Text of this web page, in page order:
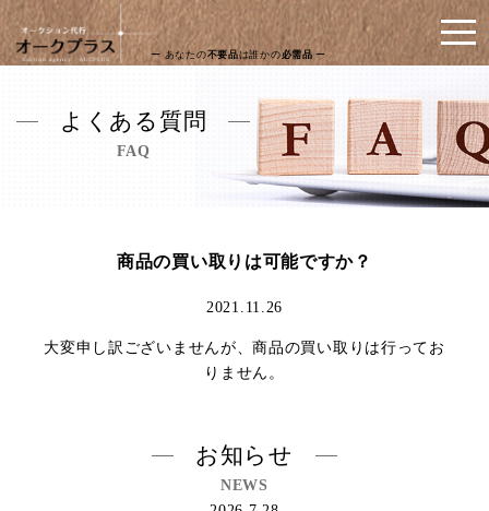
ー あなたの不要品は誰かの必需品 ー
よくある質問
FAQ
商品の買い取りは可能ですか？
2021.11.26
大変申し訳ございませんが、商品の買い取りは行ってお
りません。
お知らせ
NEWS